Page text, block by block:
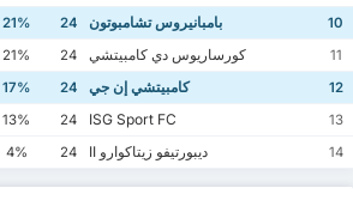
10
بامبانيروس تشامبوتون 24
21%
11
كورساريوس دي كامبيتشي 24
21%
12
كامبيتشي إن جي 24
17%
13
24
13%
14
ديبورتيفو زيتاكوارو II 24
4%